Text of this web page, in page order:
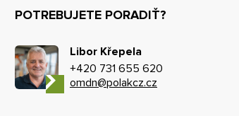
POTREBUJETE PORADIŤ?
Libor Křepela
+420 731 655 620
omdn@polakcz.cz